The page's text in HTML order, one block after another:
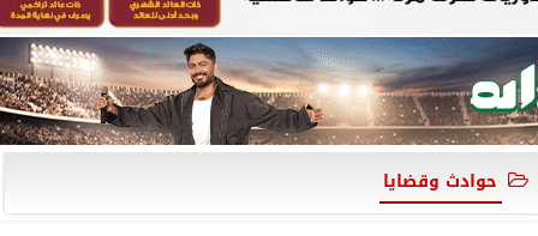
حوادث وقضايا